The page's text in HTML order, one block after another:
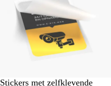
Stickers met zelfklevende